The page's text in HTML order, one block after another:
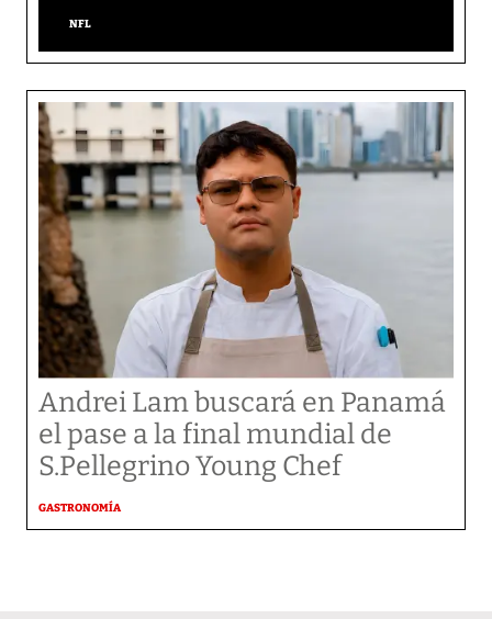
NFL
Andrei Lam buscará en Panamá
el pase a la final mundial de
S.Pellegrino Young Chef
GASTRONOMÍA